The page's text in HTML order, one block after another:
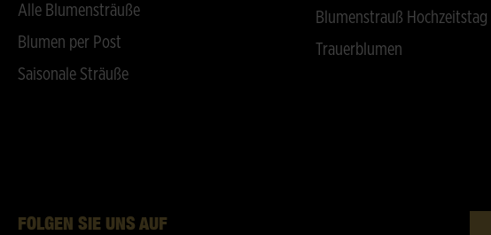
Alle Blumensträuße
Blumen per Post
Saisonale Sträuße
Blumenstrauß Hochzeitstag
Trauerblumen
FOLGEN SIE UNS AUF